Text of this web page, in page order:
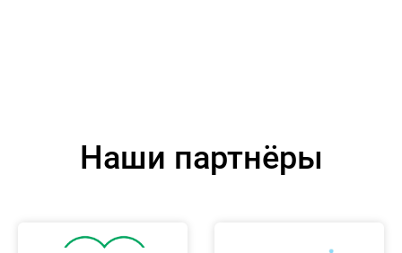
Наши партнёры